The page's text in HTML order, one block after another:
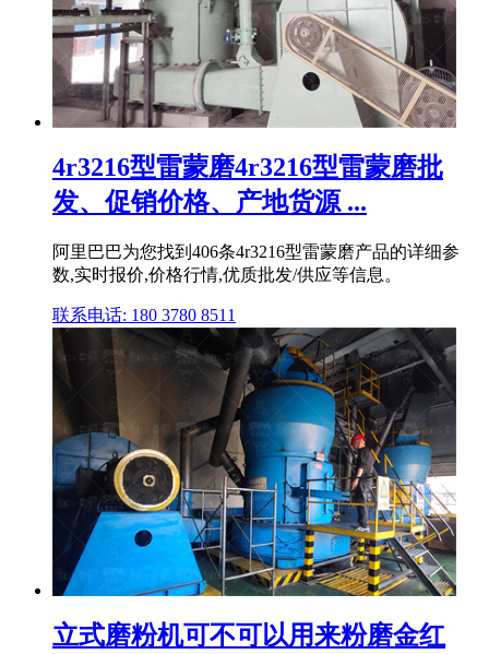
4r3216型雷蒙磨4r3216型雷蒙磨批
发、促销价格、产地货源 ...
阿里巴巴为您找到406条4r3216型雷蒙磨产品的详细参
数,实时报价,价格行情,优质批发/供应等信息。
联系电话: 180 3780 8511
立式磨粉机可不可以用来粉磨金红